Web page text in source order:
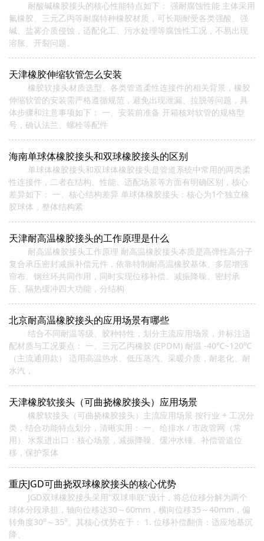
耐酸碱橡胶接头的核心性能特点如下： 强耐腐蚀性能‌ 主体采用
氟橡胶、三元乙丙等耐腐特种橡胶材质，可长期耐受各类强酸、强
碱、盐雾介质侵蚀，适配化工、污水处理等腐蚀性工况，不易出现
溶胀、开裂问题。
天津橡胶伸缩软管怎么安装
橡胶软接头材质选型、各类管道柔性连接件的相关背景，橡胶
伸缩软管的安装需严格遵循规范，避免出现泄漏、拉脱等问题，具
体步骤和注意事项如下： 一、安装前准备 开箱核对软管的规格型
号，确认法兰、螺栓等配件
海南单球体橡胶接头和双球橡胶接头的区别
单球体橡胶接头和双球体橡胶接头是管道系统中常用的两类柔
性连接件，二者在结构、性能、适配场景等方面有明确区别，核心
差异如下： 一、核心结构差异 ‌单球体橡胶接头‌：核心为1个独立橡
胶球体，整体结构紧
天津耐高温橡胶接头的工作原理是什么
耐高温橡胶接头工作原理 耐高温橡胶接头本质是高弹性高分子
复合承压密封减振补偿元件，依靠特制耐高温橡胶基体、多层增强
帘布、钢丝环共同作用，同时实现位移补偿、减振降噪、密封承
压、隔热缓冲四大功能，分结构
北京耐高温橡胶接头的应用场景有哪些
结合不同耐温等级、胶种特性，划分主流应用场景，并标注适
配材质与工况要点： 一、三元乙丙橡胶 (EPDM) 耐温 -40℃~120℃
（主流通用款） 适用高温热水、低压蒸汽、采暖介质，耐老化、耐
水汽，
天津橡胶软接头（可曲挠橡胶接头）应用场景
橡胶软接头（可曲挠橡胶接头）主流应用场景 按行业 + 工况分
类，结合功能特点划分，清晰实用： 一、给排水 / 市政管网（常
用） 水泵进出口：核心场景，减振降噪、缓冲水锤、补偿管道位
移，保护泵体
重庆JGD可曲挠双球橡胶接头的核心优势
JGD双球橡胶接头采用"双球串联"设计，将总位移分解为两个
球体分段承担，轴向位移达30～60mm，横向位移35～40mm，偏
转角度30°～35°。其核心优势在于： 1. 位移补偿翻倍：适应地基沉
降、